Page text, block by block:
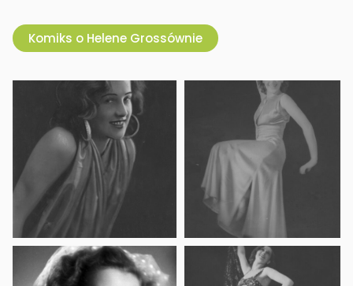
Komiks o Helene Grossównie